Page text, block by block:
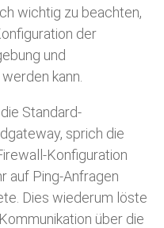
wichtig zu beachten,
der
und
kann.
Standard-
sprich die
Konfiguration
auf Ping-Anfragen
Dies wiederum löste
über die